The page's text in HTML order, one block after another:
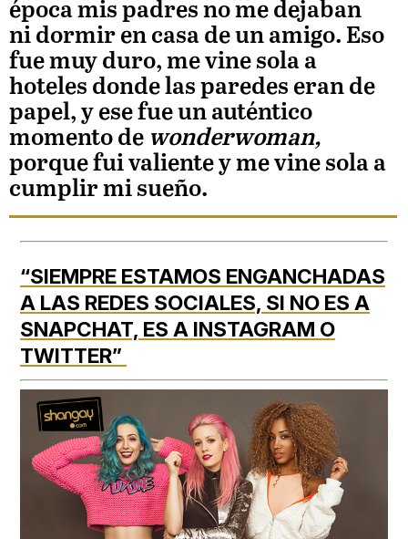
época mis padres no me dejaban
ni dormir en casa de un amigo. Eso
fue muy duro, me vine sola a
hoteles donde las paredes eran de
papel, y ese fue un auténtico
momento de wonderwoman,
porque fui valiente y me vine sola a
cumplir mi sueño.
“SIEMPRE ESTAMOS ENGANCHADAS
A LAS REDES SOCIALES, SI NO ES A
SNAPCHAT, ES A INSTAGRAM O
TWITTER”